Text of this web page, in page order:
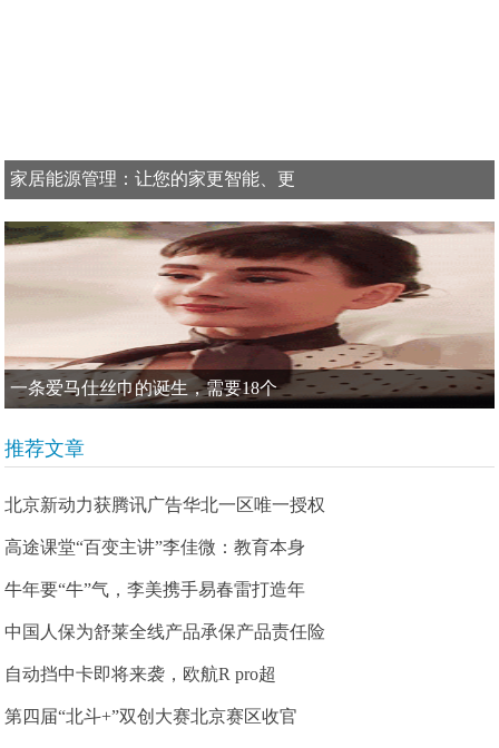
家居能源管理：让您的家更智能、更
一条爱马仕丝巾的诞生，需要18个
推荐文章
北京新动力获腾讯广告华北一区唯一授权
高途课堂“百变主讲”李佳微：教育本身
牛年要“牛”气，李美携手易春雷打造年
中国人保为舒莱全线产品承保产品责任险
自动挡中卡即将来袭，欧航R pro超
第四届“北斗+”双创大赛北京赛区收官